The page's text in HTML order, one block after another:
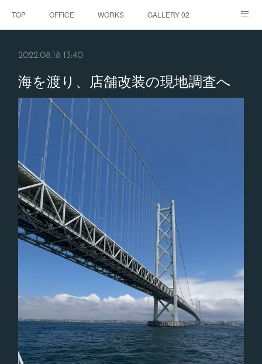
TOP OFFICE WORKS GALLERY 02
2022.08.18 13:40
海を渡り、店舗改装の現地調査へ